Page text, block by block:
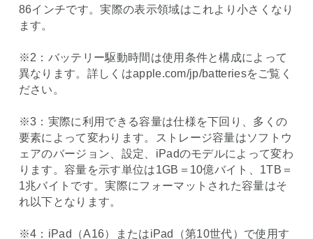
86インチです。実際の表示領域はこれより小さくなり
ます。
※2：バッテリー駆動時間は使用条件と構成によって
異なります。詳しくはapple.com/jp/batteriesをご覧く
ださい。
※3：実際に利用できる容量は仕様を下回り、多くの
要素によって変わります。ストレージ容量はソフトウ
ェアのバージョン、設定、iPadのモデルによって変わ
ります。容量を示す単位は1GB＝10億バイト、1TB＝
1兆バイトです。実際にフォーマットされた容量はそ
れ以下となります。
※4：iPad（A16）またはiPad（第10世代）で使用す